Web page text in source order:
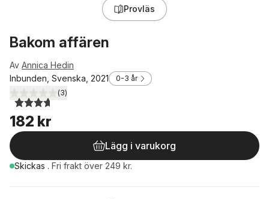
Provläs
Bakom affären
Av Annica Hedin
Inbunden, Svenska, 2021
0-3 år
3,7utav 5 stjärnor. Totalt antal röster:
(3)
182 kr
Lägg i varukorg
Skickas . Fri frakt över 249 kr.